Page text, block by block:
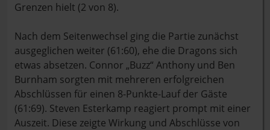
Grenzen hielt (2 von 8).
Nach dem Seitenwechsel ging die Partie zunächst
ausgeglichen weiter (61:60), ehe die Dragons sich
etwas absetzen. Connor „Buzz“ Anthony und Ben
Burnham sorgten mit mehreren erfolgreichen
Abschlüssen für einen 8-Punkte-Lauf der Gäste
(61:69). Steven Esterkamp reagiert prompt mit einer
Auszeit. Diese zeigte Wirkung und Abschlüsse von